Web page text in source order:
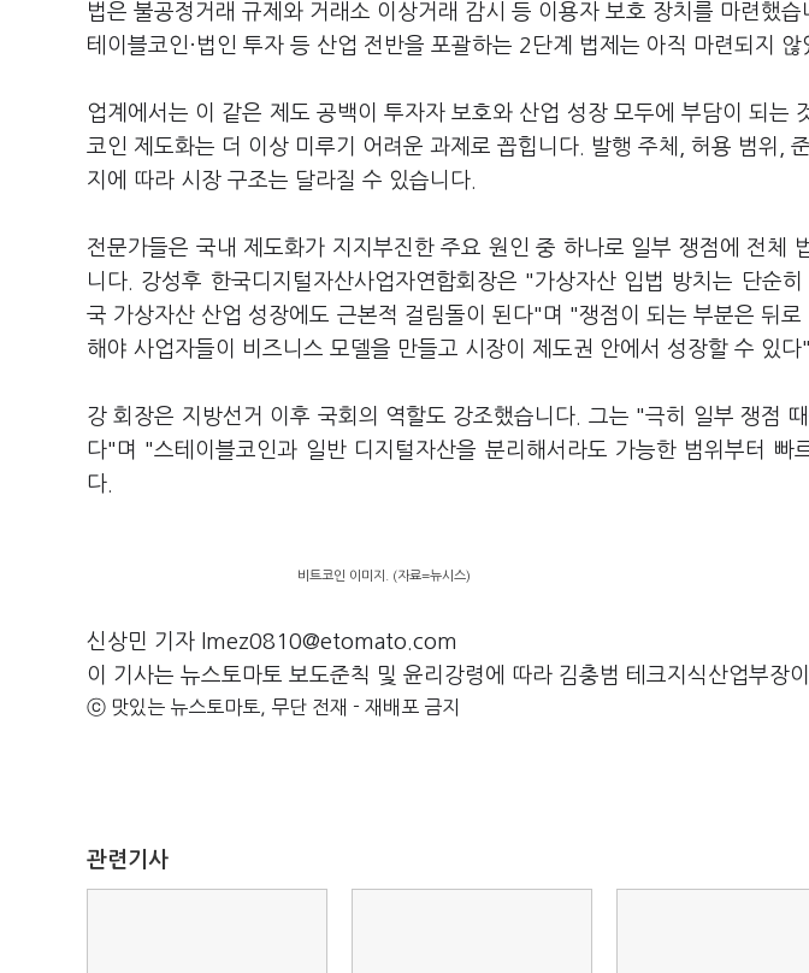
법은 불공정거래 규제와 거래소 이상거래 감시 등 이용자 보호 장치를 마련했습
테이블코인·법인 투자 등 산업 전반을 포괄하는 2단계 법제는 아직 마련되지 않
업계에서는 이 같은 제도 공백이 투자자 보호와 산업 성장 모두에 부담이 되는
코인 제도화는 더 이상 미루기 어려운 과제로 꼽힙니다. 발행 주체, 허용 범위,
지에 따라 시장 구조는 달라질 수 있습니다.
전문가들은 국내 제도화가 지지부진한 주요 원인 중 하나로 일부 쟁점에 전체
니다. 강성후 한국디지털자산사업자연합회장은 "가상자산 입법 방치는 단순
국 가상자산 산업 성장에도 근본적 걸림돌이 된다"며 "쟁점이 되는 부분은 뒤
해야 사업자들이 비즈니스 모델을 만들고 시장이 제도권 안에서 성장할 수 있다
강 회장은 지방선거 이후 국회의 역할도 강조했습니다. 그는 "극히 일부 쟁점
다"며 "스테이블코인과 일반 디지털자산을 분리해서라도 가능한 범위부터 빠
다.
비트코인 이미지. (자료=뉴시스)
신상민 기자 lmez0810@etomato.com
이 기사는 뉴스토마토 보도준칙 및 윤리강령에 따라 김충범 테크지식산업부장
ⓒ 맛있는 뉴스토마토, 무단 전재 - 재배포 금지
관련기사